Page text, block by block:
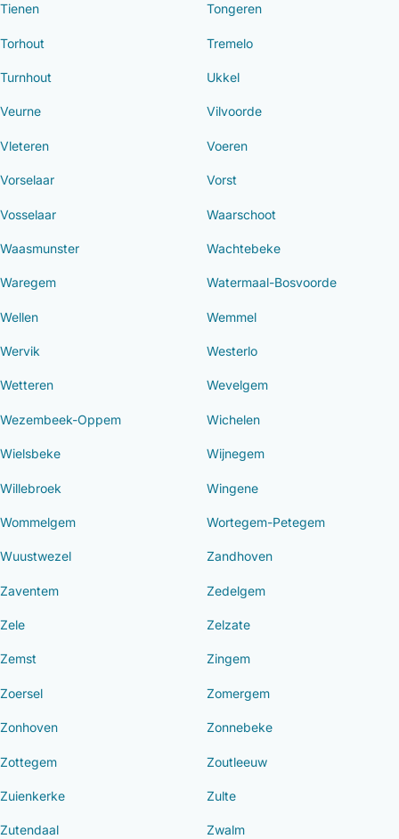
Tienen Tongeren
Torhout Tremelo
Turnhout Ukkel
Veurne Vilvoorde
Vleteren Voeren
Vorselaar Vorst
Vosselaar Waarschoot
Waasmunster Wachtebeke
Waregem Watermaal-Bosvoorde
Wellen Wemmel
Wervik Westerlo
Wetteren Wevelgem
Wezembeek-Oppem Wichelen
Wielsbeke Wijnegem
Willebroek Wingene
Wommelgem Wortegem-Petegem
Wuustwezel Zandhoven
Zaventem Zedelgem
Zele Zelzate
Zemst Zingem
Zoersel Zomergem
Zonhoven Zonnebeke
Zottegem Zoutleeuw
Zuienkerke Zulte
Zutendaal Zwalm